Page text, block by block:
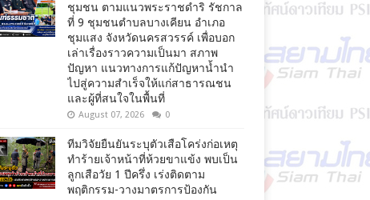
ชุมชน ตามแนวพระราชดำริ รัชกาล
ที่ 9 ชุมชนตำบลบางเคียน อำเภอ
ชุมแสง จังหวัดนครสวรรค์ เพื่อบอก
เล่าเรื่องราวความเป็นมา สภาพ
ปัญหา แนวทางการแก้ปัญหาน้ำนำ
ไปสู่ความสำเร็จให้แก่สาธารณชน
และผู้ที่สนใจในพื้นที่
August 07, 2026 0
ทีมวิจัยยืนยันระบุตัวเสือโคร่งก่อเหตุ
ทำร้ายเจ้าหน้าที่ห้วยขาแข้ง พบเป็น
ลูกเสือวัย 1 ปีครึ่ง เร่งติดตาม
พฤติกรรม-วางมาตรการป้องกัน